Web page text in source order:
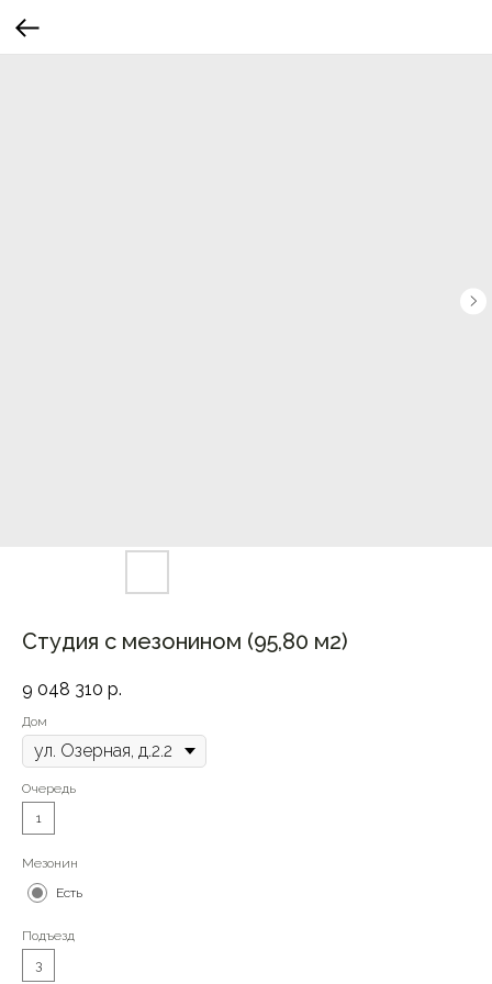
Студия с мезонином (95,80 м2)
9 048 310 р.
Дом
Очередь
1
Мезонин
Есть
Подъезд
3